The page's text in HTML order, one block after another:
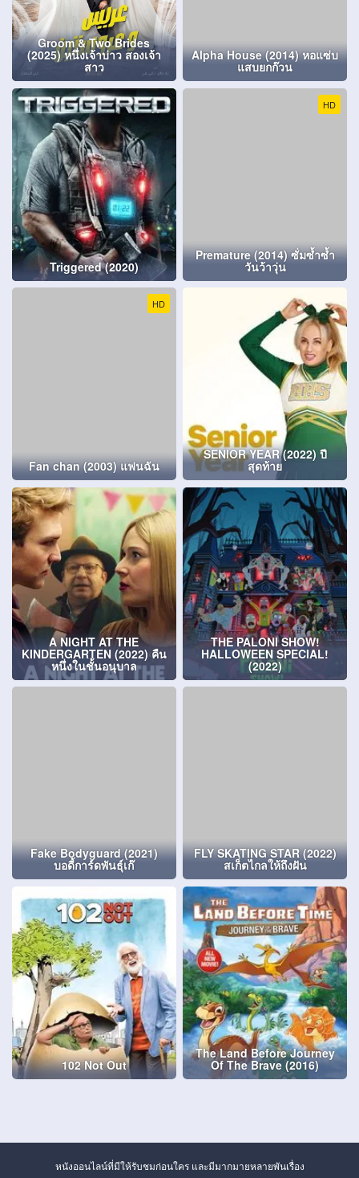
Groom & Two Brides
(2025) หนึ่งเจ้าบ่าว สองเจ้า
สาว
Alpha House (2014) หอแซ่บ
แสบยกก๊วน
Triggered (2020)
HD
Premature (2014) ซั่มซ้ำซ้ำ
วันว้าวุ่น
HD
Fan chan (2003) แฟนฉัน
SENIOR YEAR (2022) ปี
สุดท้าย
A NIGHT AT THE
KINDERGARTEN (2022) คืน
หนึ่งในชั้นอนุบาล
THE PALONI SHOW!
HALLOWEEN SPECIAL!
(2022)
Fake Bodyguard (2021)
บอดี้การ์ดพันธุ์เก๊
FLY SKATING STAR (2022)
สเก็ตไกลให้ถึงฝัน
102 Not Out
The Land Before Journey
Of The Brave (2016)
หนังออนไลน์ที่มีให้รับชมก่อนใคร และมีมากมายหลายพันเรื่อง